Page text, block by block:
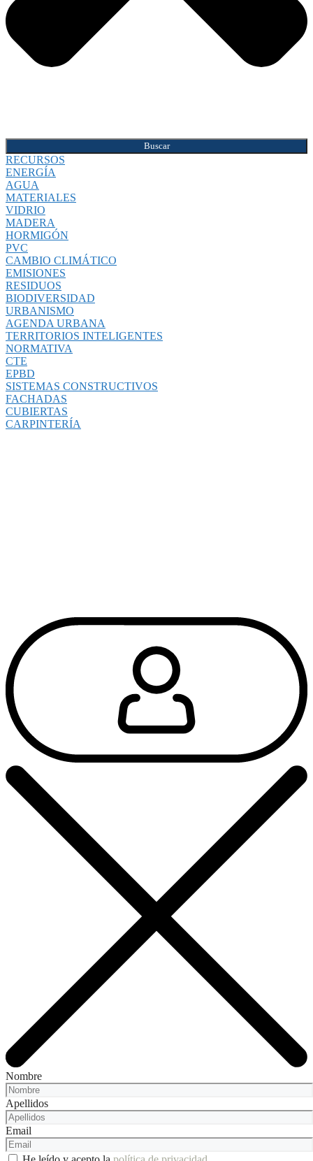
Buscar
RECURSOS
ENERGÍA
AGUA
MATERIALES
VIDRIO
MADERA
HORMIGÓN
PVC
CAMBIO CLIMÁTICO
EMISIONES
RESIDUOS
BIODIVERSIDAD
URBANISMO
AGENDA URBANA
TERRITORIOS INTELIGENTES
NORMATIVA
CTE
EPBD
SISTEMAS CONSTRUCTIVOS
FACHADAS
CUBIERTAS
CARPINTERÍA
Nombre
Apellidos
Email